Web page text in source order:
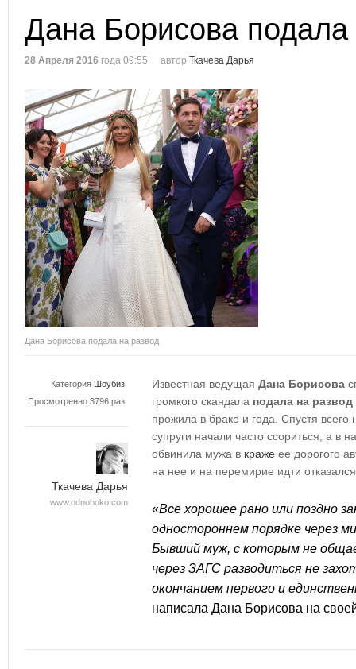
Дана Борисова подала
28 Апреля 2016 года 09:55 автор Ткачева Дарья
Дана Борисова подала на развод
Категория Шоубиз
Просмотренно 3796 раз
Ткачева Дарья
www.odnoboko.com
Известная ведущая Дана Борисова
громкого скандала подала на развод
прожила в браке и года. Спустя
супруги начали часто ссориться, а в
обвинила мужа в краже ее дорогого
на нее и на перемирие идти
«Все хорошее рано или поздно
одностороннем порядке через
Бывший муж, с которым не
через ЗАГС разводиться не
окончанием первого и
написала Дана Борисова на